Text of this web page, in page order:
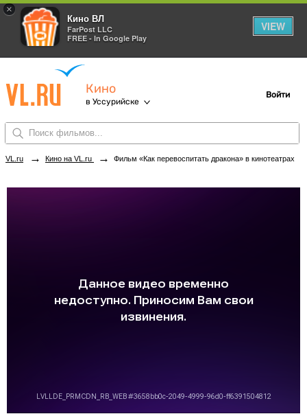
×
Кино ВЛ
FarPost LLC
FREE - In Google Play
VIEW
Кино
в Уссурийске
Войти
VL.ru → Кино на VL.ru → Фильм «Как перевоспитать дракона» в кинотеатрах Уссурийска. Купить билеты!